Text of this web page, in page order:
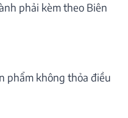
phải kèm theo Biên
phẩm không thỏa điều